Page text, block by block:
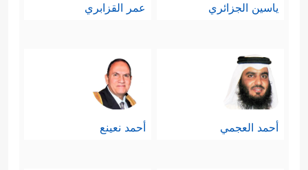
ياسين الجزائري عمر القزابري
أحمد العجمي أحمد نعينع